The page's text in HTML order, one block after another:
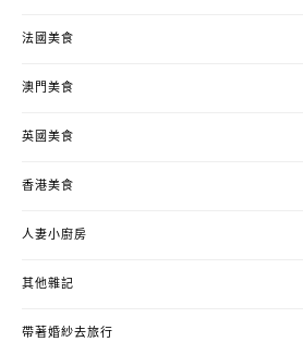
法國美食
澳門美食
英國美食
香港美食
人妻小廚房
其他雜記
帶著婚紗去旅行